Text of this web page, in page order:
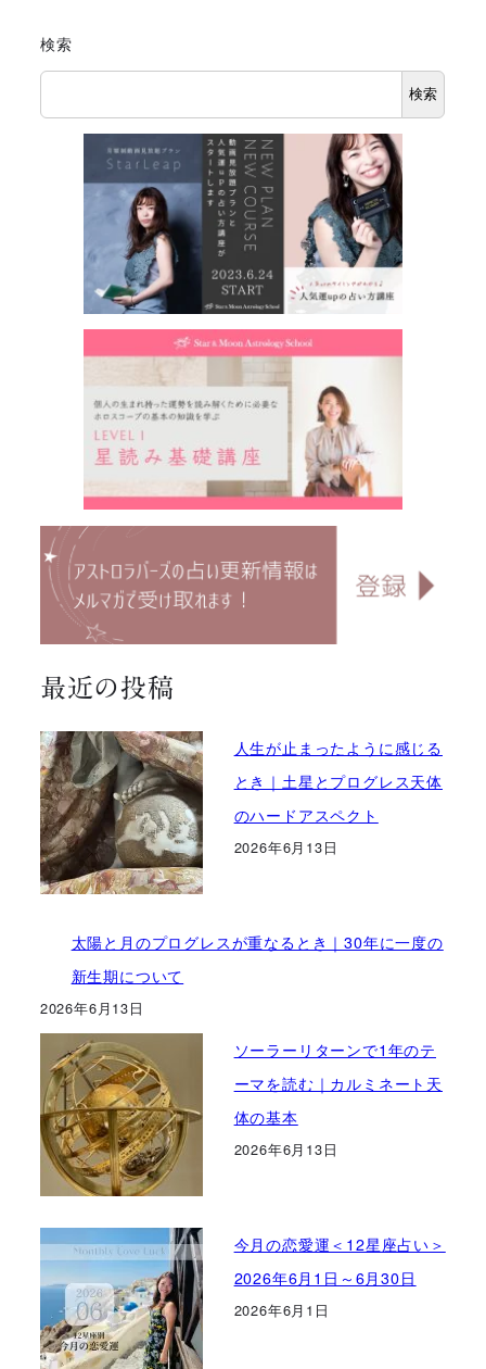
検索
検索
最近の投稿
人生が止まったように感じる
とき｜土星とプログレス天体
のハードアスペクト
2026年6月13日
太陽と月のプログレスが重なるとき｜30年に一度の
新生期について
2026年6月13日
ソーラーリターンで1年のテ
ーマを読む｜カルミネート天
体の基本
2026年6月13日
今月の恋愛運＜12星座占い＞
2026年6月1日～6月30日
2026年6月1日